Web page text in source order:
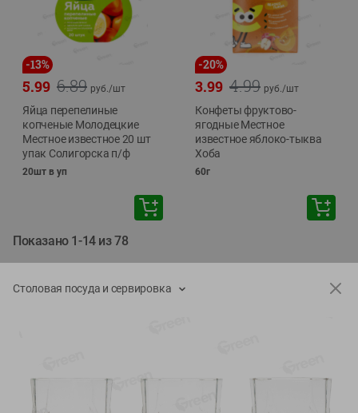
-13%
6.89
5.99 руб./шт
Яйца перепелиные
копченые Молодецкие
Местное известное 20 шт
упак Солигорска п/ф
20шт в уп
-20%
4.99
3.99 руб./шт
Конфеты фруктово-
ягодные Местное
известное яблоко-тыква
Хоба
60г
Показано 1-14 из 78
Показать 15-28 из 78
Специально для вас
Столовая посуда и сервировка